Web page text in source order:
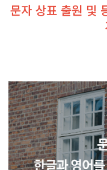
문자 상표 출원 및